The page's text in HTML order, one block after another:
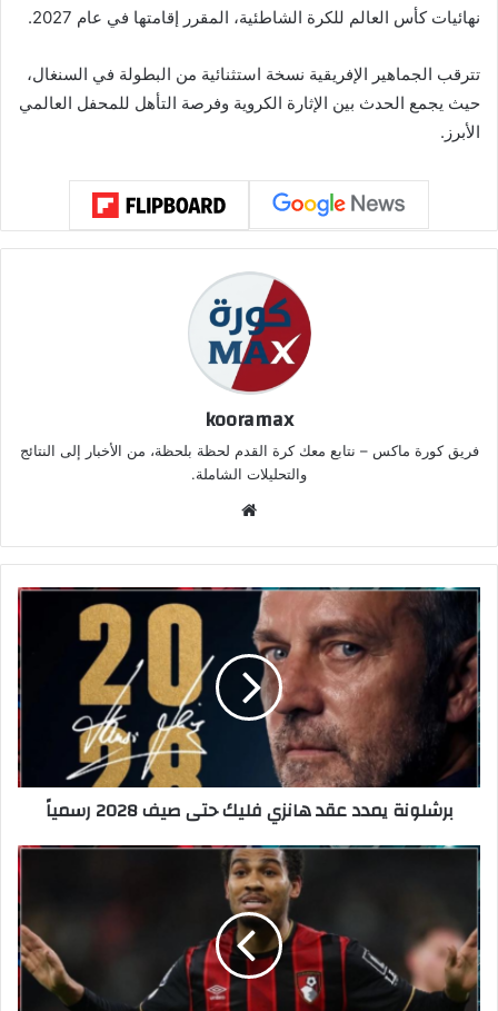
نهائيات كأس العالم للكرة الشاطئية، المقرر إقامتها في عام 2027.
تترقب الجماهير الإفريقية نسخة استثنائية من البطولة في السنغال،
حيث يجمع الحدث بين الإثارة الكروية وفرصة التأهل للمحفل العالمي
الأبرز.
kooramax
فريق كورة ماكس – نتابع معك كرة القدم لحظة بلحظة، من الأخبار إلى النتائج
والتحليلات الشاملة.
الوي
ب
برشلونة يمدد عقد هانزي فليك حتى صيف 2028 رسمياً